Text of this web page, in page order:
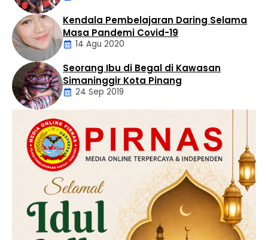
Daerah
Artikel
Kendala Pembelajaran Daring Selama
Masa Pandemi Covid-19
14 Agu 2020
Daerah
Hukum
Kriminal
Labusel
Seorang Ibu di Begal di Kawasan
Simaninggir Kota Pinang
24 Sep 2019